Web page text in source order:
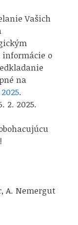
Vašich
informácie o
na
.
2. 2025.
A. Nemergut